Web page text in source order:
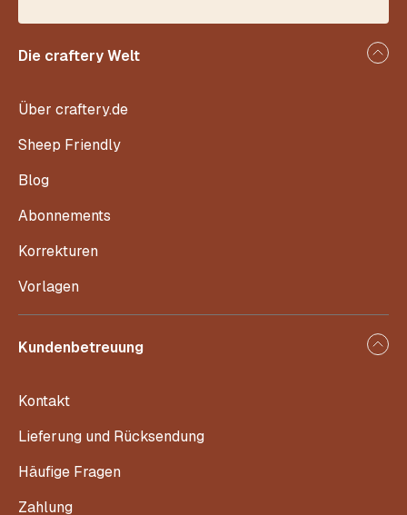
Die craftery Welt
Über craftery.de
Sheep Friendly
Blog
Abonnements
Korrekturen
Vorlagen
Kundenbetreuung
Kontakt
Lieferung und Rücksendung
Häufige Fragen
Zahlung